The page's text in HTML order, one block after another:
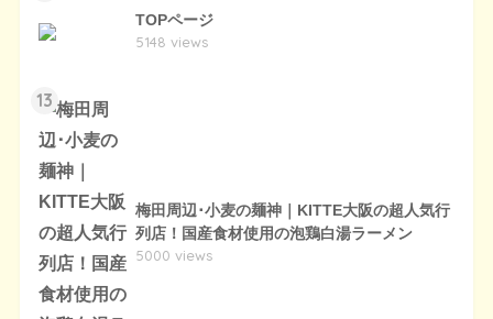
TOPページ
5148 views
13
梅田周辺･小麦の麺神｜KITTE大阪の超人気行
列店！国産食材使用の泡鶏白湯ラーメン
5000 views